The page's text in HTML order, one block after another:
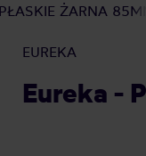
ŻARNA 85MM
EUREKA
Eureka -